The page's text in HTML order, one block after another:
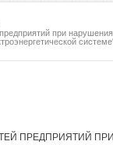
при
ПРЕДПРИЯТИЙ ПРИ